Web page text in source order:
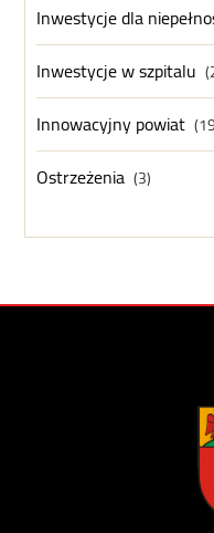
Inwestycje dla
Inwestycje w szpitalu
Innowacyjny powiat
Ostrzeżenia (3)